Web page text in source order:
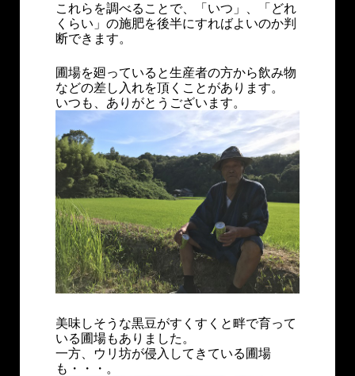
これらを調べることで、「いつ」、「どれ
くらい」の施肥を後半にすればよいのか判
断できます。
圃場を廻っていると生産者の方から飲み物
などの差し入れを頂くことがあります。
いつも、ありがとうございます。
美味しそうな黒豆がすくすくと畔で育って
いる圃場もありました。
一方、ウリ坊が侵入してきている圃場
も・・・。